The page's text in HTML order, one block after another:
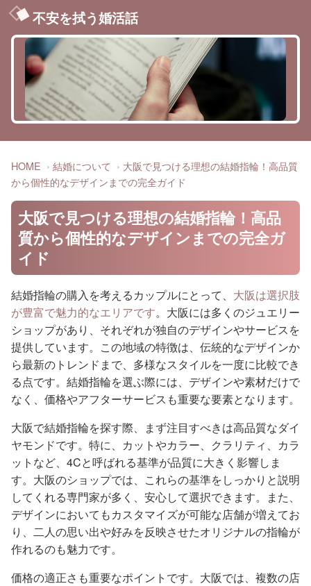
不安を拭う婚活話
HOME 結婚について
大阪で見つける理想の結婚指輪！高品質
から個性的なデザインまでの完全ガイド
大阪で見つける理想の結婚指輪！高品
質から個性的なデザインまでの完全ガ
イド
結婚指輪の購入を考えるカップルにとって、 大阪は選択肢
が豊富で魅力的なエリアです。大阪には多くのジュエリー
ショップがあり、それぞれが独自のデザインやサービスを
提供しています。この地域の特徴は、伝統的なデザインか
ら最新のトレンドまで、多様なスタイルを一度に比較でき
る点です。結婚指輪を選ぶ際には、デザインや素材だけで
なく、価格やアフターサービスも重要な要素となります。
大阪で結婚指輪を探す際、まず注目すべきは高品質なダイ
ヤモンドです。特に、カットやカラー、クラリティ、カラ
ットなど、4Cと呼ばれる基準が品質に大きく影響しま
す。大阪のショップでは、これらの基準をしっかりと説明
してくれる専門家が多く、安心して選択できます。また、
デザインにおいてもカスタマイズが可能な店舗が増えてお
り、二人の思い出や好みを反映させたオリジナルの指輪が
作れるのも魅力です。
価格の適正さも重要なポイントです。大阪では、複数の店